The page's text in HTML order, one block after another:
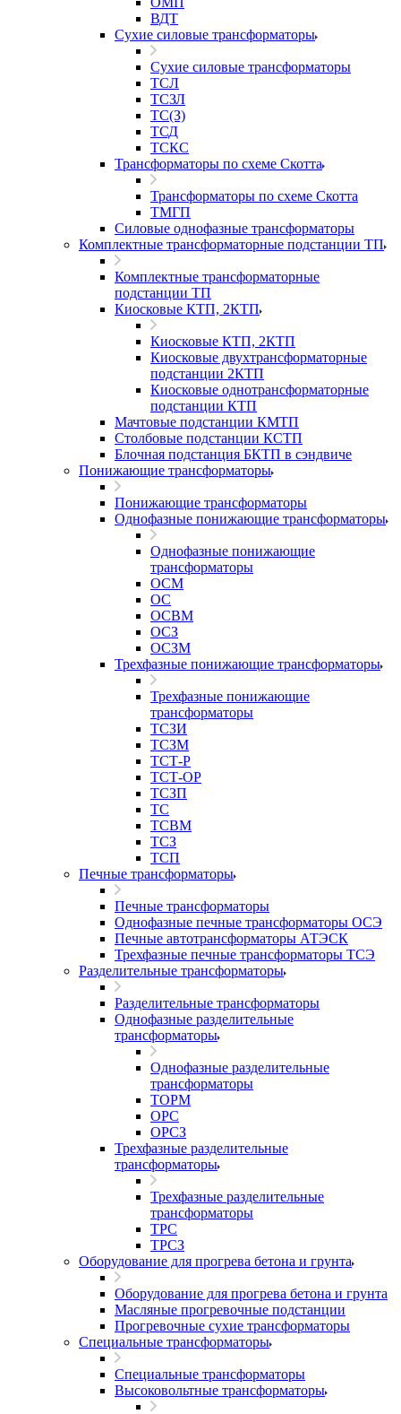
ВДТ
Сухие силовые трансформаторы
Сухие силовые трансформаторы
ТСЛ
ТСЗЛ
ТС(З)
ТСД
ТСКС
Трансформаторы по схеме Скотта
Трансформаторы по схеме Скотта
ТМГП
Силовые однофазные трансформаторы
Комплектные трансформаторные подстанции ТП
Комплектные трансформаторные
подстанции ТП
Киосковые КТП, 2КТП
Киосковые КТП, 2КТП
Киосковые двухтрансформаторные
подстанции 2КТП
Киосковые однотрансформаторные
подстанции КТП
Мачтовые подстанции КМТП
Столбовые подстанции КСТП
Блочная подстанция БКТП в сэндвиче
Понижающие трансформаторы
Понижающие трансформаторы
Однофазные понижающие трансформаторы
Однофазные понижающие
трансформаторы
ОСМ
ОС
ОСВМ
ОСЗ
ОСЗМ
Трехфазные понижающие трансформаторы
Трехфазные понижающие
трансформаторы
ТСЗИ
ТСЗМ
ТСТ-Р
ТСТ-ОР
ТСЗП
ТС
ТСВМ
ТСЗ
ТСП
Печные трансформаторы
Печные трансформаторы
Однофазные печные трансформаторы ОСЭ
Печные автотрансформаторы АТЭСК
Трехфазные печные трансформаторы ТСЭ
Разделительные трансформаторы
Разделительные трансформаторы
Однофазные разделительные
трансформаторы
Однофазные разделительные
трансформаторы
ТОРМ
ОРС
ОРСЗ
Трехфазные разделительные
трансформаторы
Трехфазные разделительные
трансформаторы
ТРС
ТРСЗ
Оборудование для прогрева бетона и грунта
Оборудование для прогрева бетона и грунта
Масляные прогревочные подстанции
Прогревочные сухие трансформаторы
Специальные трансформаторы
Специальные трансформаторы
Высоковольтные трансформаторы